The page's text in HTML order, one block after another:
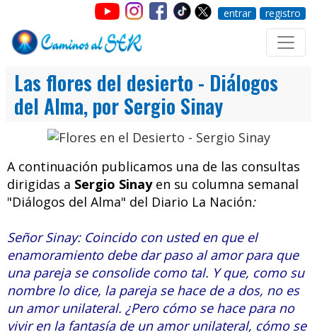
entrar registro
Las flores del desierto - Diálogos
del Alma, por Sergio Sinay
A continuación publicamos una de las consultas
dirigidas a Sergio Sinayen su columna semanal
"Diálogos del Alma" del Diario La Nación:
Señor Sinay: Coincido con usted en que el
enamoramiento debe dar paso al amor para que
una pareja se consolide como tal. Y que, como su
nombre lo dice, la pareja se hace de a dos, no es
un amor unilateral. ¿Pero cómo se hace para no
vivir en la fantasía de un amor unilateral, cómo se